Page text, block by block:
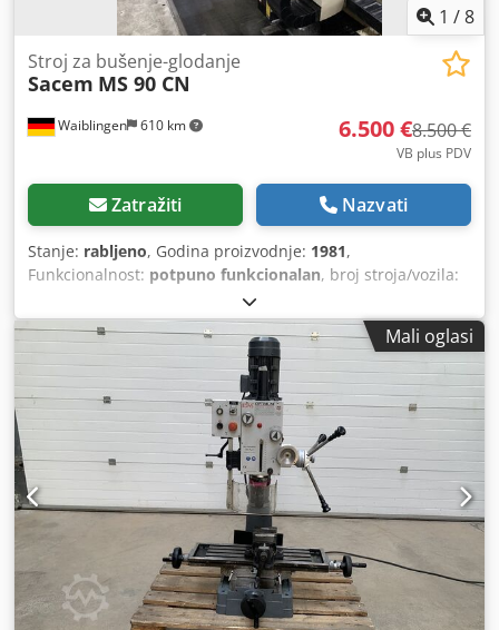
1 /8
Waiblingen 610 km
Stroj za bušenje-glodanje
Sacem MS 90 CN
6.500 €8.500 €
VB plus PDV
Zatražiti Nazvati
Stanje: rabljeno, Godina proizvodnje: 1981,
Funkcionalnost: potpuno funkcionalan, broj stroja/vozila:
, Prodaja SACEM bušilice i glodalice za obradu
velikih dijelova. Stroj je u potpunosti funkcionalan i koristi
se u tekućoj proizvodnji – prvenstveno za doradne radove.
Stroj je posebno prikladan za obradu velikih i nezgrapnih
dijelova. Težina: 10 t Napon: 380 V, 50 Hz Priključna snaga:
20 kW Tlak zraka: 3,5 – 6 bara Brzina vretena: 4 – 1600
o/min Pomak: 3 – 2500 mm/min Nosač alata: SK40 Dksdpfx
Akexbn A Tsqsr Dubina bušenja / hod vretena: 800 mm
Hodovi: x: 900 mm y: 900 mm z: 1200 mm Površina za
pričvršćivanje: 1000 x 1200 mm Maksimalna težina
obratka: 4000 kg Preciznost: 0,02 mm Pažnja: Stroj je već
demontiran i spreman za utovar na otvorenom prostoru.
Uključeni su različiti nosači alata i različiti uređaji za
stezanje. Ako ste zainteresirani, možemo vam poslati
fotografije. Važni uvjeti: Molimo, imajte na umu da je
Mali oglasi